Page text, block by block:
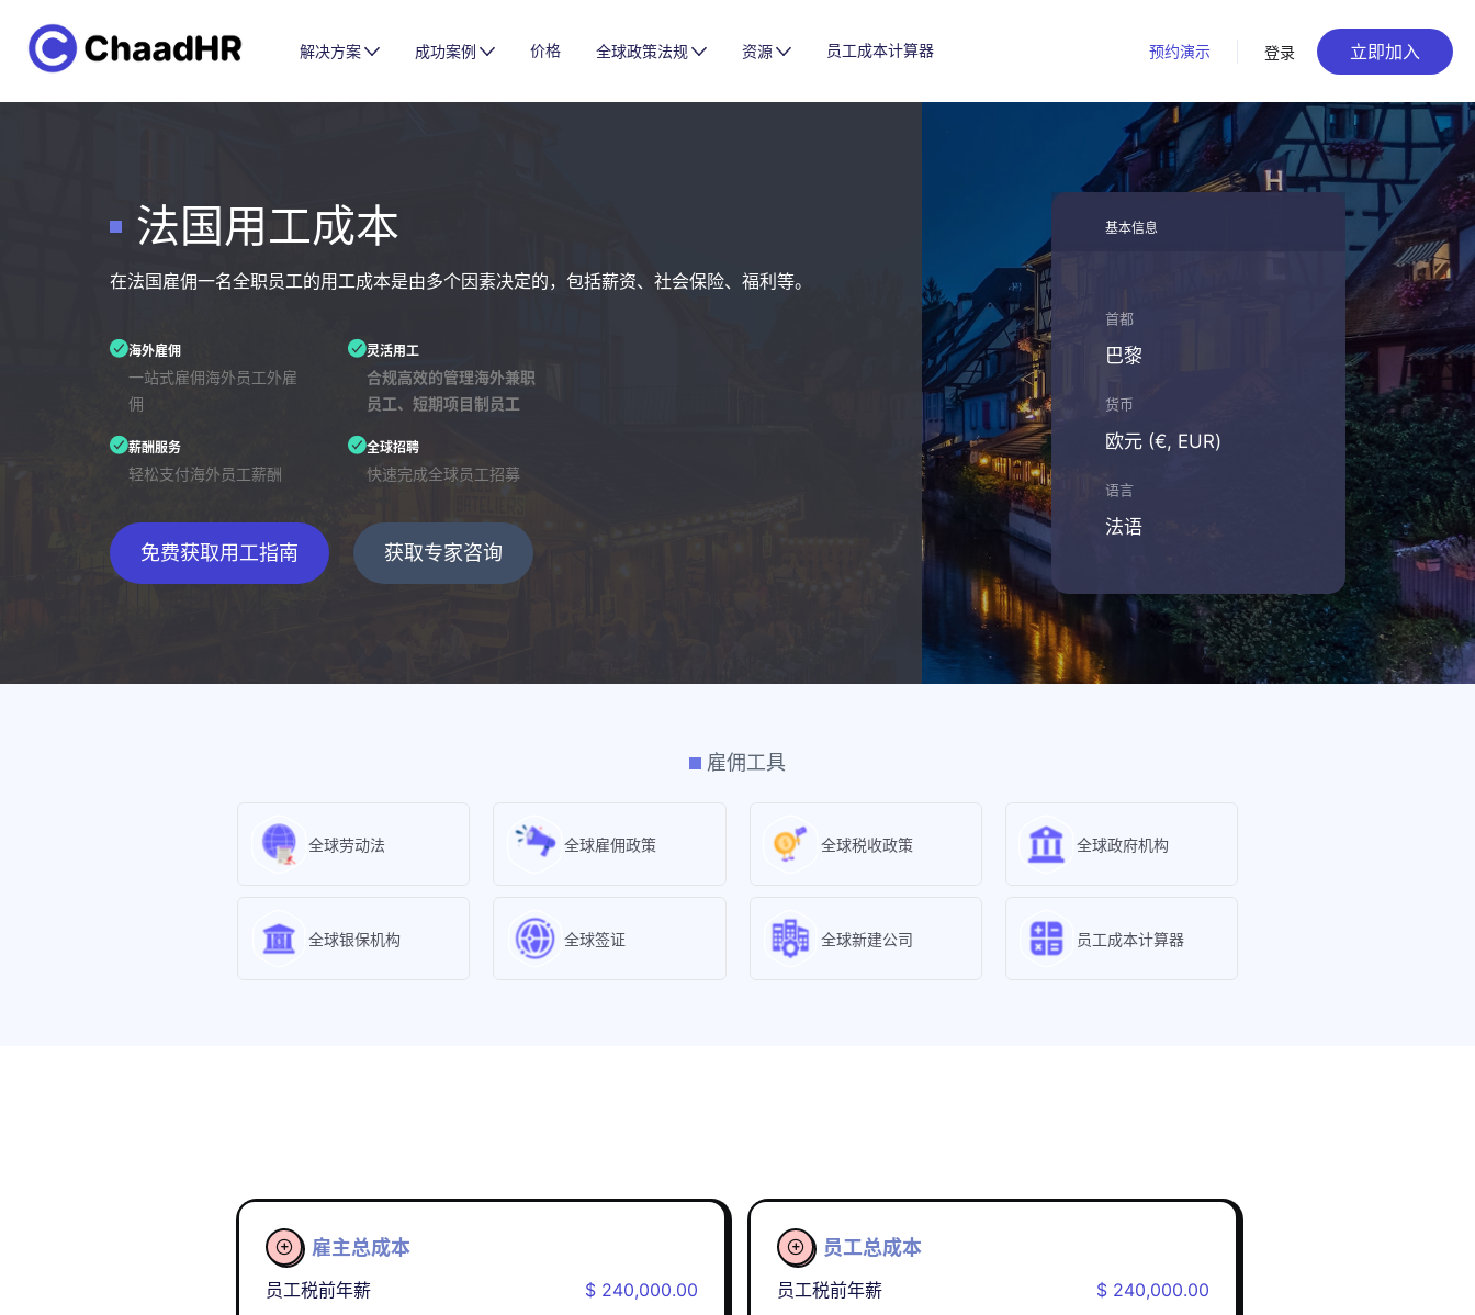
解决方案 成功案例 价格 全球政策法规 资源 员工成本计算器 预约演示 登录 立即加入
法国用工成本
在法国雇佣一名全职员工的用工成本是由多个因素决定的，包括薪资、社会保险、福利等。
海外雇佣
一站式雇佣海外员工外雇
佣
灵活用工
合规高效的管理海外兼职
员工、短期项目制员工
薪酬服务
轻松支付海外员工薪酬
全球招聘
快速完成全球员工招募
免费获取用工指南 获取专家咨询
基本信息
首都
巴黎
货币
欧元 (€, EUR)
语言
法语
雇佣工具
全球劳动法 全球雇佣政策 全球税收政策 全球政府机构
全球银保机构 全球签证 全球新建公司 员工成本计算器
 雇主总成本
员工税前年薪
$ 240,000.00
 员工总成本
员工税前年薪
$ 240,000.00